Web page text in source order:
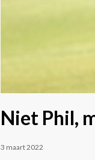
Niet Phil,
3 maart 2022